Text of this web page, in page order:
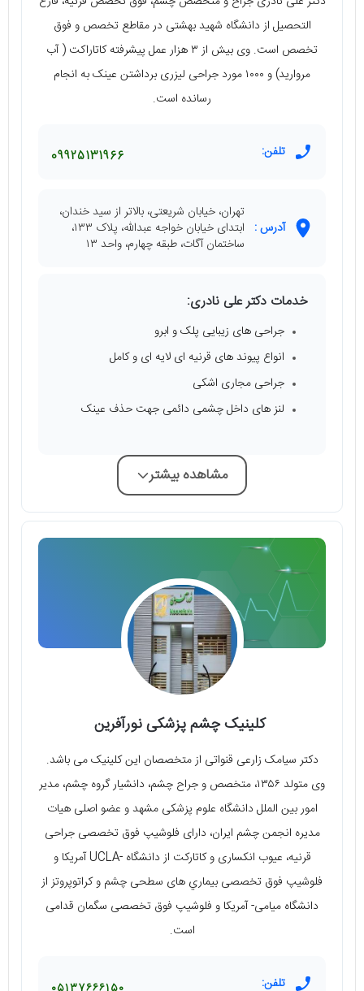
التحصیل از دانشگاه شهید بهشتی در مقاطع تخصص و فوق
تخصص است. وی بیش از ۳ هزار عمل پیشرفته کاتاراکت ( آب
مروارید) و ۱۰۰۰ مورد جراحی لیزری برداشتن عینک به انجام
رسانده است.
تلفن: 09925131966
آدرس :
تهران، خیابان شریعتی، بالاتر از سید خندان،
ابتدای خیابان خواجه عبدالله، پلاک ۱۳۳،
ساختمان آگات، طبقه چهارم، واحد ۱۳
خدمات دکتر علی نادری:
جراحی های زیبایی پلک و ابرو
انواع پیوند های قرنیه ای لایه ای و کامل
جراحی مجاری اشکی
لنز های داخل چشمی دائمی جهت حذف عینک
مشاهده بیشتر
کلینیک چشم پزشکی نورآفرین
دکتر سيامک زارعی قنواتی از متخصصان این کلینیک می باشد.
وی متولد ۱۳۵۶، متخصص و جراح چشم، دانشیار گروه چشم، مدير
امور بين الملل دانشگاه علوم پزشکی مشهد و عضو اصلی هیات
مدیره انجمن چشم ایران، دارای فلوشیپ فوق تخصصی جراحی
قرنیه، عيوب انکساری و کاتارکت از دانشگاه -UCLA آمريکا و
فلوشیپ فوق تخصصی بيماري های سطحی چشم و کراتوپروتز از
دانشگاه ميامی- آمريکا و فلوشیپ فوق تخصصی سگمان قدامی
است.
تلفن: